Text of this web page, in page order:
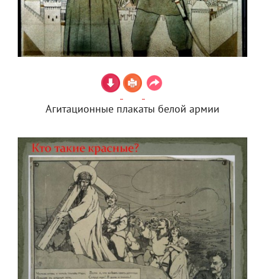
Агитационные плакаты белой армии